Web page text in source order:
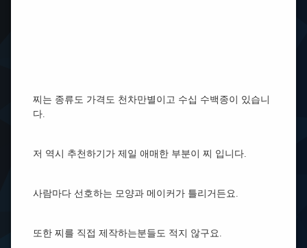
찌는 종류도 가격도 천차만별이고 수십 수백종이 있습니
다.
저 역시 추천하기가 제일 애매한 부분이 찌 입니다.
사람마다 선호하는 모양과 메이커가 틀리거든요.
또한 찌를 직접 제작하는분들도 적지 않구요.